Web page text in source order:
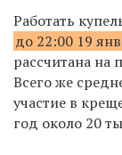
Работать
до 22:00 19
рассчитана на
Всего же
участие в
год около 20